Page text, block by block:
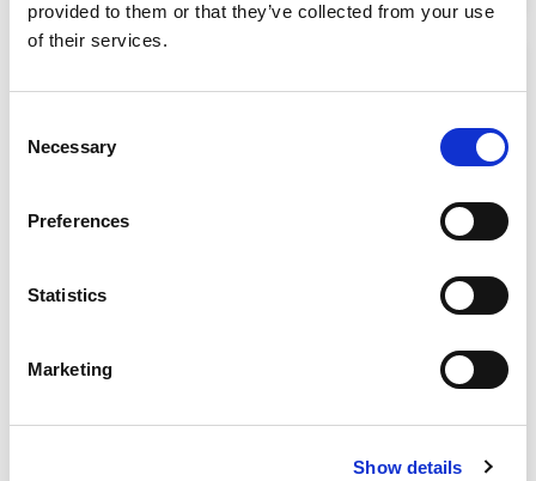
provided to them or that they’ve collected from your use
of their services.
Selection
Necessary
Preferences
Statistics
Marketing
Show details